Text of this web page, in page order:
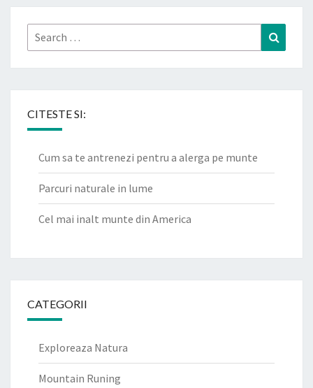
Search
for:
CITESTE SI:
Cum sa te antrenezi pentru a alerga pe munte
Parcuri naturale in lume
Cel mai inalt munte din America
CATEGORII
Exploreaza Natura
Mountain Runing